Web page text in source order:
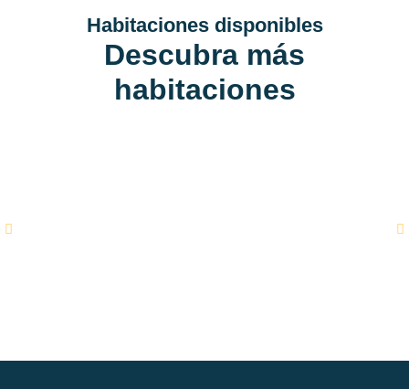
Habitaciones disponibles
Descubra más
habitaciones